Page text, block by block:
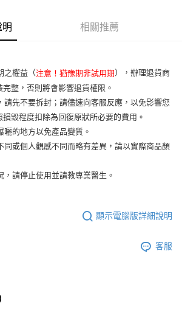
含以上)免運費
含以上)免運費
含以上)免運費
相關推薦
之權益（注意！猶豫期非試用期），辦理退貨商
整，否則將會影響退貨權限。
先不要拆封；請儘速向客服反應，以免影響您
毀程度扣除為回復原狀所必要的費用。
的地方以免產品變質。
或個人觀感不同而略有差異，請以實際商品顏
請停止使用並請教專業醫生。
顯示電腦版詳細說明
客服